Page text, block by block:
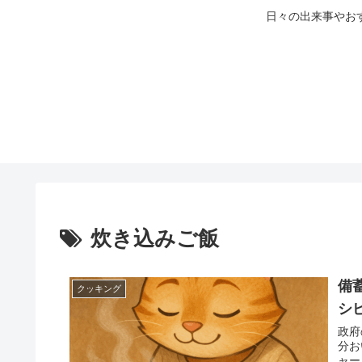
日々の出来事やお
炊き込みご飯
クッキング
備
シ
政
分